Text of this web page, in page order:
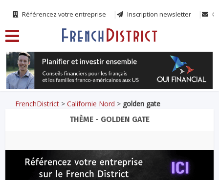
Référencez votre entreprise Inscription newsletter
FrenchDistrict >Californie Nord > golden gate
THÈME - GOLDEN GATE